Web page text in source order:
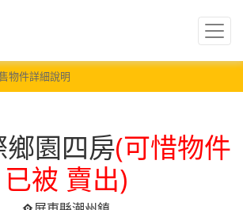
物件詳細說明
園四房(可惜物件
已被 賣出)